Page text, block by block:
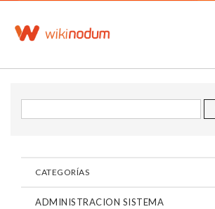
CATEGORÍAS
ADMINISTRACION SISTEMA